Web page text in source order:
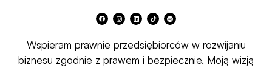
F
a
c
o
o
I
n
s
g
r
m
L
i
n
d
i
T
i
k
k
S
p
o
f
y
Wspieram prawnie przedsiębiorców w rozwijaniu
biznesu zgodnie z prawem i bezpiecznie. Moją wizją